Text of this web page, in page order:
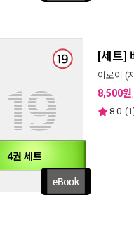
4권 세트
[세트]
이로이 (
8,500원
8.0 (1